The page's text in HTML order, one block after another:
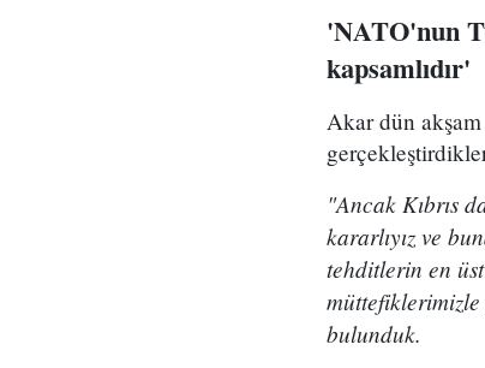
'NATO'nun
kapsamlıdır'
Akar dün
"Ancak Kıbrıs
kararlıyız ve
tehditlerin en
bulunduk.